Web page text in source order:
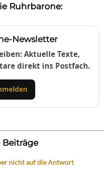
Ruhrbarone:
Newsletter
Aktuelle Texte,
direkt ins Postfach.
nicht auf die Antwort